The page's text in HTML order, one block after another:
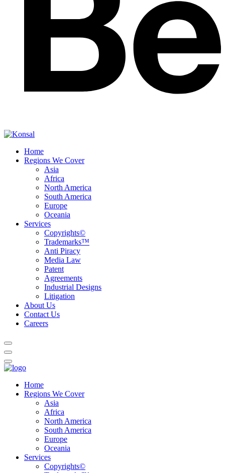
Home
Regions We Cover
Asia
Africa
North America
South America
Europe
Oceania
Services
Copyrights©
Trademarks™
Anti Piracy
Media Law
Patent
Agreements
Industrial Designs
Litigation
About Us
Contact Us
Careers
Home
Regions We Cover
Asia
Africa
North America
South America
Europe
Oceania
Services
Copyrights©